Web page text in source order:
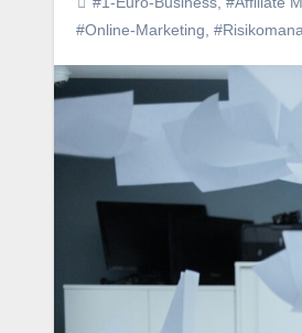
#Online-Marketing